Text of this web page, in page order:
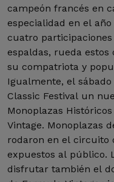
campeón francés en
especialidad en el
cuatro
espaldas, rueda
su compatriota y
Igualmente, el
Classic Festival un
Monoplazas
Vintage. Monoplazas
rodaron en el circuito
expuestos al público.
disfrutar también el